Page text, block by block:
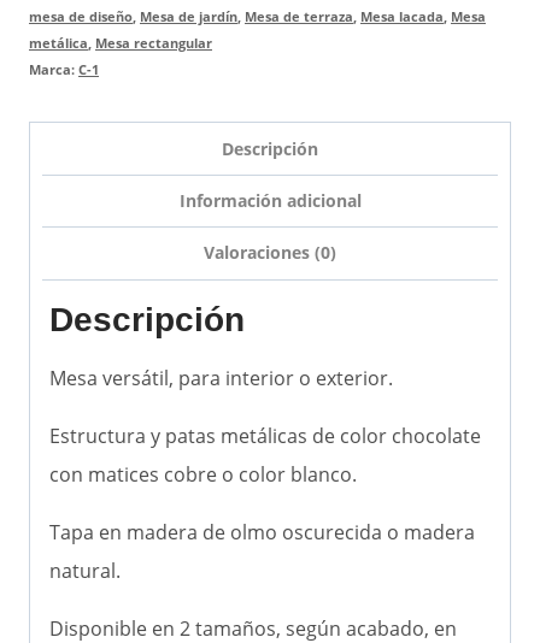
mesa de diseño, Mesa de jardín, Mesa de terraza, Mesa lacada, Mesa
metálica, Mesa rectangular
Marca: C-1
Descripción
Información adicional
Valoraciones (0)
Descripción
Mesa versátil, para interior o exterior.
Estructura y patas metálicas de color chocolate
con matices cobre o color blanco.
Tapa en madera de olmo oscurecida o madera
natural.
Disponible en 2 tamaños, según acabado, en